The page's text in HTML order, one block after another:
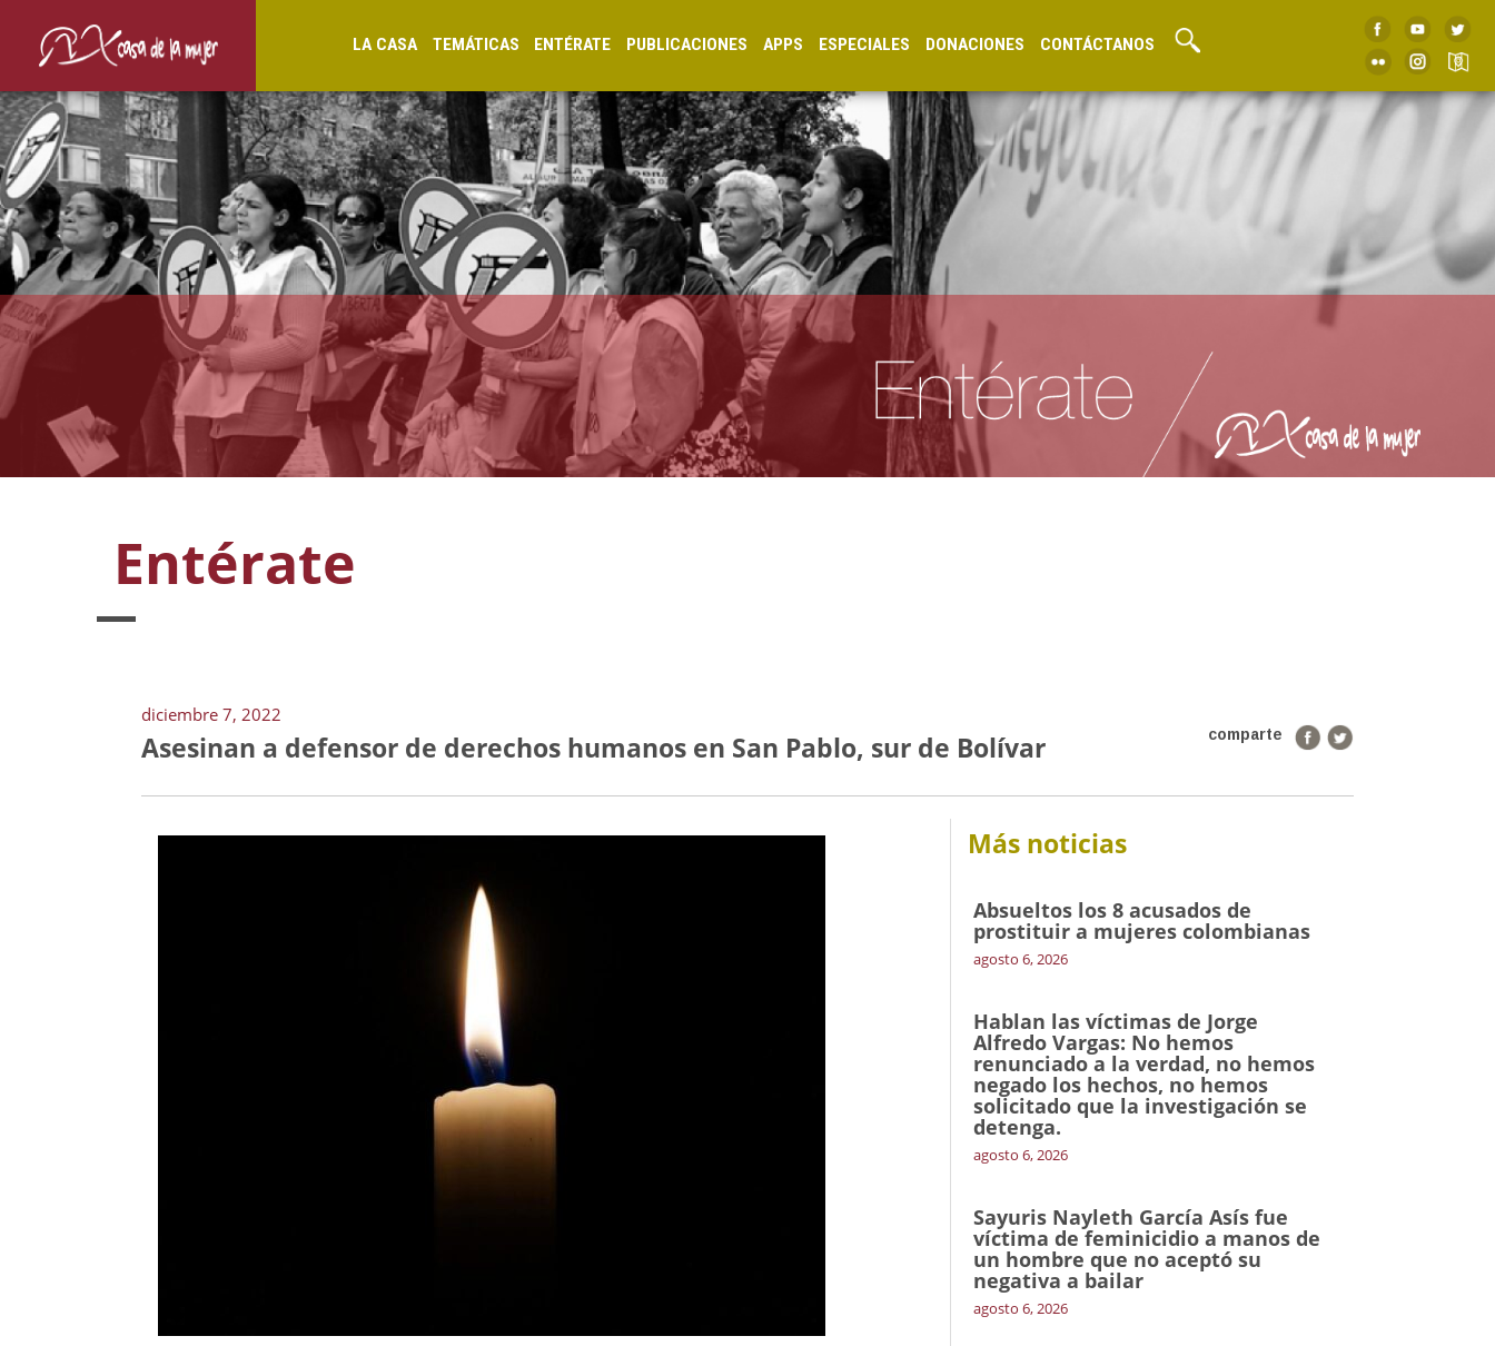
LA CASA TEMÁTICAS ENTÉRATE PUBLICACIONES APPS ESPECIALES DONACIONES CONTÁCTANOS
Entérate
diciembre 7, 2022
comparte
Asesinan a defensor de derechos humanos en San Pablo, sur de Bolívar
Más noticias
Absueltos los 8 acusados de
prostituir a mujeres colombianas
agosto 6, 2026
Hablan las víctimas de Jorge
Alfredo Vargas: No hemos
renunciado a la verdad, no hemos
negado los hechos, no hemos
solicitado que la investigación se
detenga.
agosto 6, 2026
Sayuris Nayleth García Asís fue
víctima de feminicidio a manos de
un hombre que no aceptó su
negativa a bailar
agosto 6, 2026